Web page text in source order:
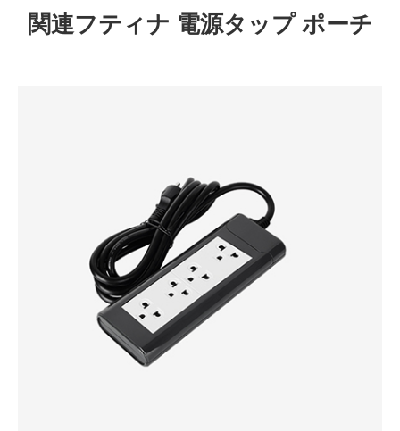
関連フティナ 電源タップ ポーチ